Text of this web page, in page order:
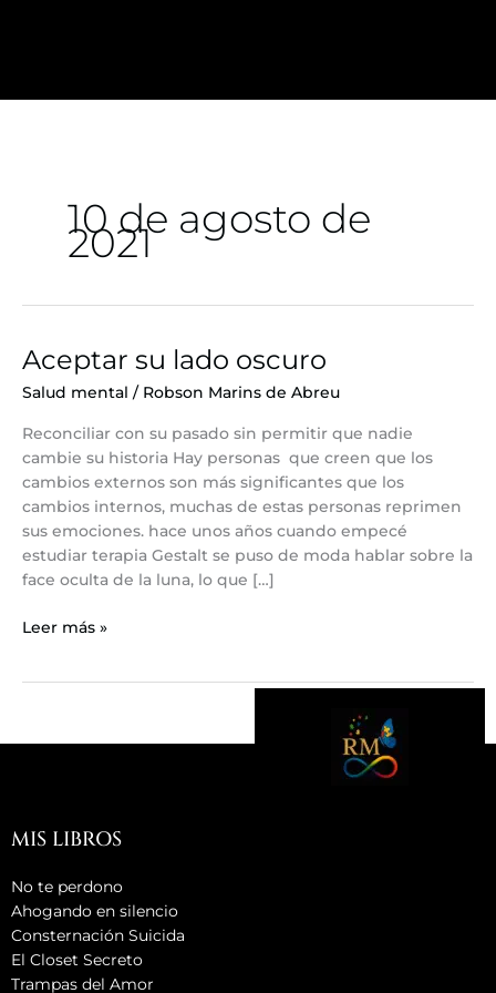
10 de agosto de
2021
Aceptar su lado oscuro
Salud mental / Robson Marins de Abreu
Reconciliar con su pasado sin permitir que nadie
cambie su historia Hay personas que creen que los
cambios externos son más significantes que los
cambios internos, muchas de estas personas reprimen
sus emociones. hace unos años cuando empecé
estudiar terapia Gestalt se puso de moda hablar sobre la
face oculta de la luna, lo que […]
Aceptar
lado
oscuro
Leer más »
MIS LIBROS
No te perdono
Ahogando en silencio
Consternación Suicida
El Closet Secreto
Trampas del Amor